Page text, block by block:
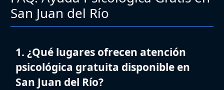
San Juan del Río
1. ¿Qué lugares ofrecen atención
psicológica gratuita disponible en
San Juan del Río?